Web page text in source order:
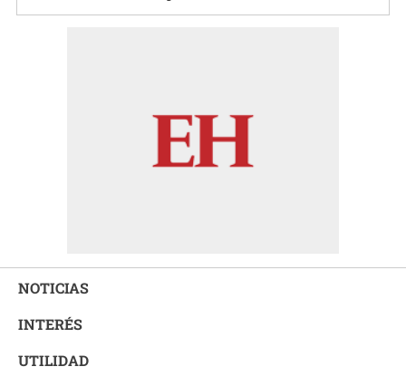
NOTICIAS
INTERÉS
UTILIDAD